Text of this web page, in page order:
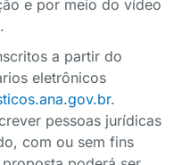
e por meio do vídeo
a partir do
eletrônicos
.
pessoas jurídicas
com ou sem fins